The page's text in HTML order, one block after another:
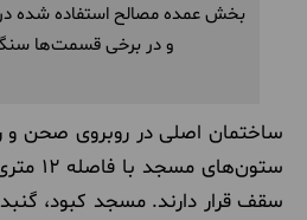
بخش عمده مصالح استفاده شده در
و در برخی قسمت‌ها
ساختمان اصلی در روبروی صحن و
سقف قرار دارند. مسجد کبود،